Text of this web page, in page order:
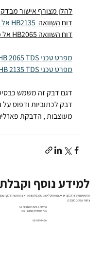
להלן מצורף אישור
דוח השוואה
דוח השוואה HB2065 אל מול 3M 467MP
מפרט טכני HB 2065 TDS
מפרט טכני HB 2135 TDS
דגם דבק זה משמש
דבק לכתוביות ודפוס על
מעוצבות , הדבקת
למידע נוסף
מחפשים פתרון הדבקה או איטום מדויק ליישום שלכם? צוות מ.א.נ פתרונות הדבקה
ונחזור אליכם בהקדם.
החירות 5 ,פינת העצמאות 55
בניין מולטילוק קומה ג , יבנה
08-9797490